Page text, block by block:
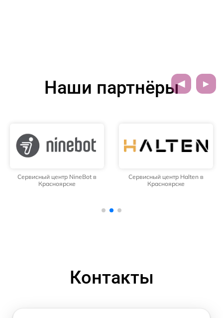
Наши партнёры
Сервисный центр NineBot в
Красноярске
Сервисный центр Halten в
Красноярске
Контакты